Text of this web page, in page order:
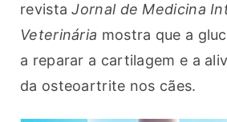
revista Jornal de Medicina
Veterinária mostra que a
a reparar a cartilagem e a
da osteoartrite nos cães.